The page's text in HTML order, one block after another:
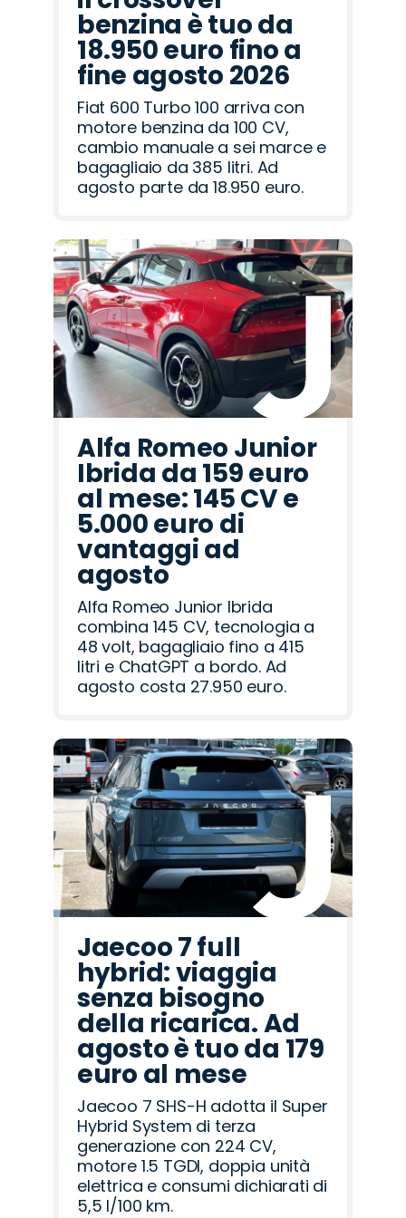
benzina è tuo da
18.950 euro fino a
fine agosto 2026
Fiat 600 Turbo 100 arriva con
motore benzina da 100 CV,
cambio manuale a sei marce e
bagagliaio da 385 litri. Ad
agosto parte da 18.950 euro.
Alfa Romeo Junior
Ibrida da 159 euro
al mese: 145 CV e
5.000 euro di
vantaggi ad
agosto
Alfa Romeo Junior Ibrida
combina 145 CV, tecnologia a
48 volt, bagagliaio fino a 415
litri e ChatGPT a bordo. Ad
agosto costa 27.950 euro.
Jaecoo 7 full
hybrid: viaggia
senza bisogno
della ricarica. Ad
agosto è tuo da 179
euro al mese
Jaecoo 7 SHS-H adotta il Super
Hybrid System di terza
generazione con 224 CV,
motore 1.5 TGDI, doppia unità
elettrica e consumi dichiarati di
5,5 l/100 km.